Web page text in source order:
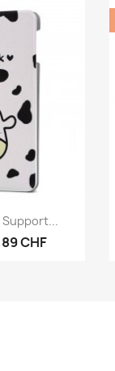
Support...
CHF